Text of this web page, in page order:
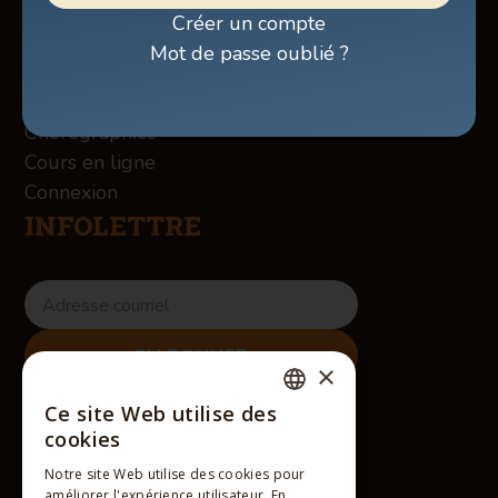
Créer un compte
Mot de passe oublié ?
Boutique
À propos des Winslow
Chorégraphies
Cours en ligne
Connexion
INFOLETTRE
RÉSEAUX SOCIAUX
×
Ce site Web utilise des
cookies
Notre site Web utilise des cookies pour